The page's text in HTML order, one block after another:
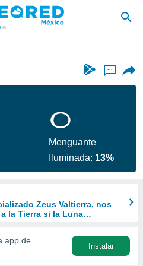
...
Menguante
Iluminada: 13%
Zeus Valtierra, nos
la Tierra si la Luna
app de
Instalar